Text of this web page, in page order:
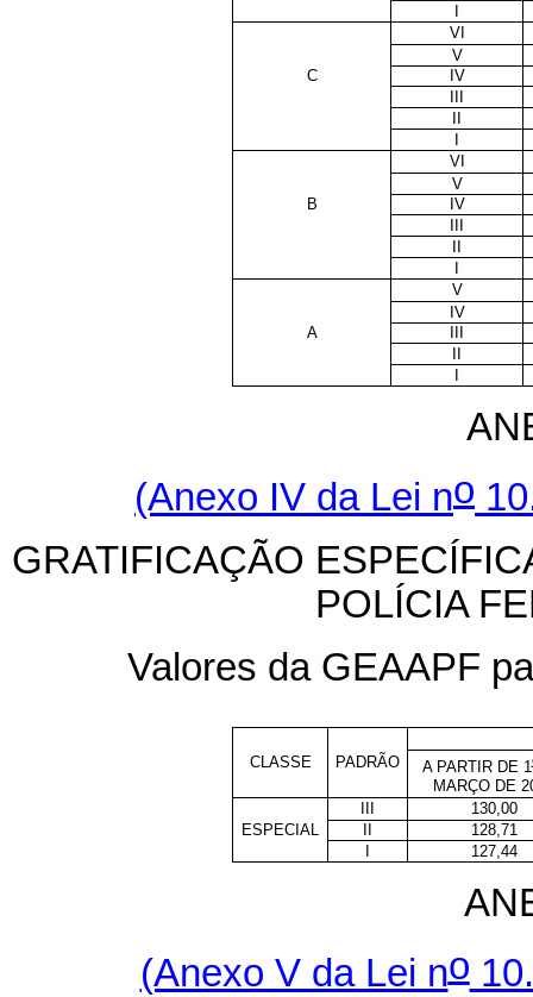
I
VI
V
C
IV
III
II
I
VI
V
B
IV
III
II
I
V
IV
A
III
II
I
(Anexo IV da Lei no
GRATIFICAÇÃO
POLÍCIA
Valores da GEAAPF
CLASSE PADRÃO A PARTIR DE 1
MARÇO DE
130,00
ESPECIAL
128,71
127,44
(Anexo V da Lei no